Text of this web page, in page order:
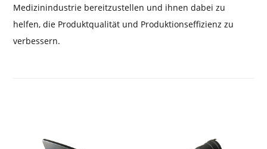
Medizinindustrie bereitzustellen und ihnen dabei zu
helfen, die Produktqualität und Produktionseffizienz zu
verbessern.